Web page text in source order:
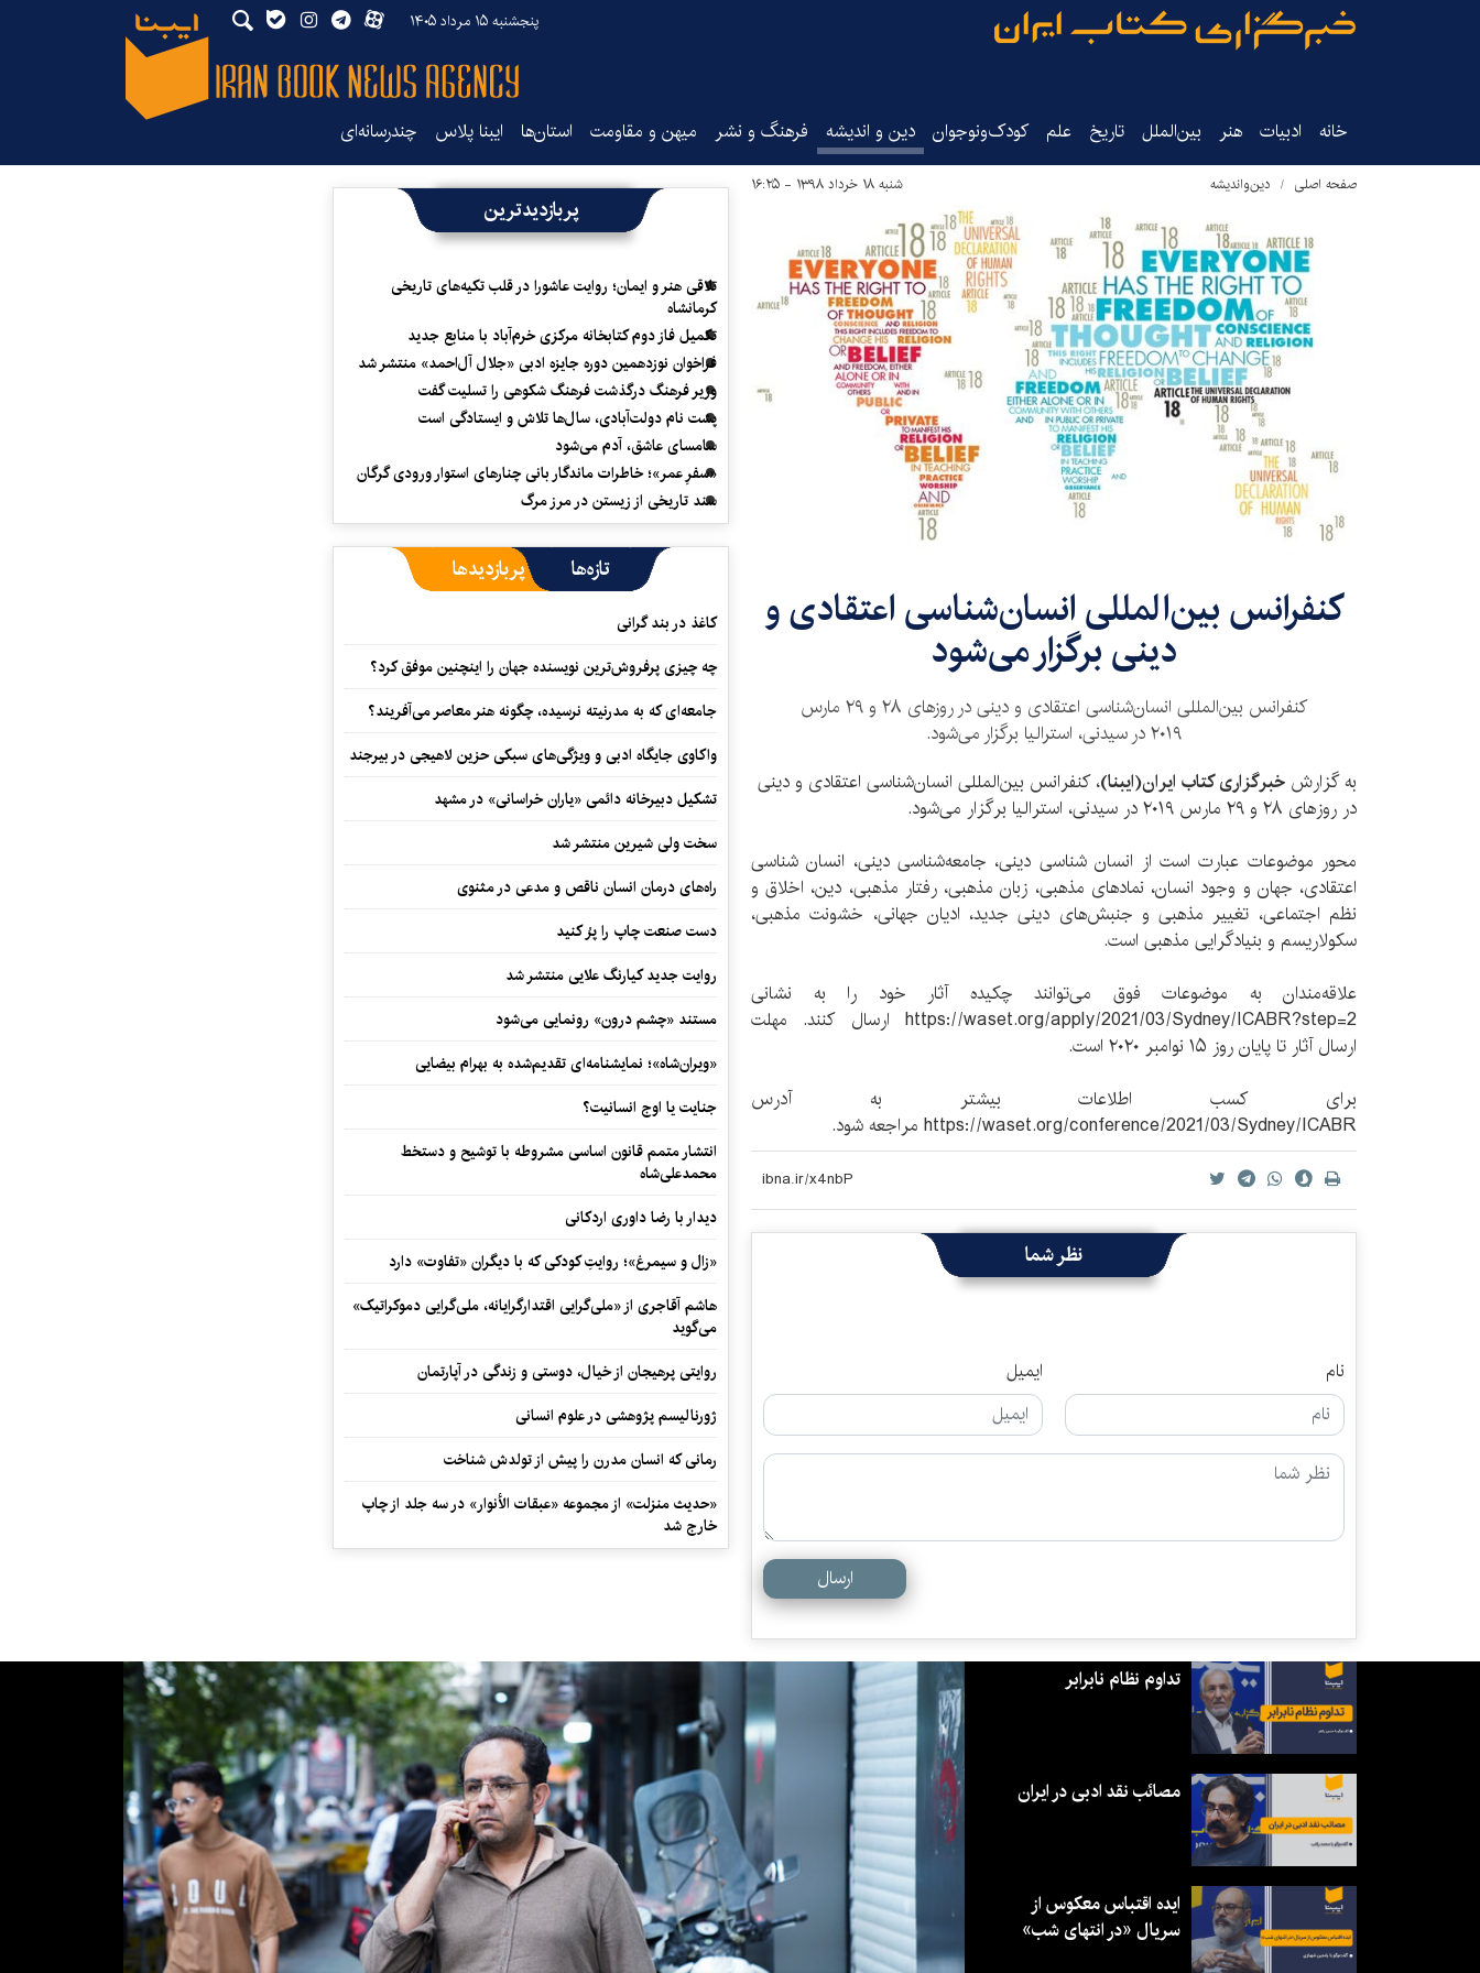
پنجشنبه ۱۵ مرداد ۱۴۰۵
خانه ادبیات هنر بین‌الملل تاریخ‌ علم کودک‌ونوجوان دین و اندیشه فرهنگ و نشر میهن و مقاومت استان‌ها ایبنا پلاس چندرسانه‌ای
صفحه اصلی دین‌واندیشه شنبه ۱۸ خرداد ۱۳۹۸ - ۱۶:۲۵
کنفرانس بین‌المللی انسان‌شناسی اعتقادی و
دینی برگزار می‌شود
کنفرانس بین‌المللی انسان‌شناسی اعتقادی و دینی در روزهای ۲۸ و ۲۹ مارس
۲۰۱۹ در سیدنی، استرالیا برگزار می‌شود.
به گزارش خبرگزاری کتاب ایران(ایبنا)، کنفرانس بین‌المللی انسان‌شناسی اعتقادی و دینی
در روزهای ۲۸ و ۲۹ مارس ۲۰۱۹ در سیدنی، استرالیا برگزار می‌شود.
محور موضوعات عبارت است از انسان شناسی دینی، جامعه‌شناسی دینی، انسان شناسی
اعتقادی، جهان و وجود انسان، نمادهای مذهبی، زبان مذهبی، رفتار مذهبی، دین، اخلاق و
نظم اجتماعی، تغییر مذهبی و جنبش‌های دینی جدید، ادیان جهانی، خشونت مذهبی،
سکولاریسم و بنیادگرایی مذهبی است.
علاقه‌مندان به موضوعات فوق می‌توانند چکیده آثار خود را به نشانی
https://waset.org/apply/2021/03/Sydney/ICABR?step=2 ارسال کنند. مهلت
ارسال آثار تا پایان روز ۱۵ نوامبر ۲۰۲۰ است.
برای کسب اطلاعات بیشتر به آدرس
https://waset.org/conference/2021/03/Sydney/ICABR مراجعه شود.
نظر شما
نام ایمیل
ارسال
پربازدیدترین
تلاقی هنر و ایمان؛ روایت عاشورا در قلب تکیه‌های تاریخی
کرمانشاه
تکمیل فاز دوم کتابخانه مرکزی خرم‌آباد با منابع جدید
فراخوان نوزدهمین دوره جایزه ادبی «جلال آل‌احمد» منتشر شد
وزیر فرهنگ درگذشت فرهنگ شکوهی را تسلیت گفت
پشت نام دولت‌آبادی، سال‌ها تلاش و ایستادگی است
سامسای عاشق، آدم می‌شود
«سفرِ عمر»؛ خاطرات ماندگار بانی چنارهای استوار ورودی گرگان
سند تاریخی از زیستن در مرز مرگ
تازه‌ها پربازدیدها
کاغذ در بند گرانی
چه چیزی پرفروش‌ترین نویسنده جهان را اینچنین موفق کرد؟
جامعه‌ای که به مدرنیته نرسیده، چگونه هنر معاصر می‌آفریند؟
واکاوی جایگاه ادبی و ویژگی‌های سبکی حزین لاهیجی در بیرجند
تشکیل دبیرخانه دائمی «یاران خراسانی» در مشهد
سخت ولی شیرین منتشر شد
راه‌های درمان انسان ناقص و مدعی در مثنوی
دست صنعت چاپ را پرُ کنید
روایت جدید کیارنگ علایی منتشر شد
مستند «چشم درون» رونمایی می‌شود
«ویران‌شاه»؛ نمایشنامه‌ای تقدیم‌شده به بهرام بیضایی
جنایت یا اوج انسانیت؟
انتشار متمم قانون اساسی مشروطه با توشیح و دستخط
محمدعلی‌شاه
دیدار با رضا داوری اردکانی
«زال و سیمرغ»؛ روایتِ کودکی که با دیگران «تفاوت» دارد
هاشم آقاجری از «ملی‌گرایی اقتدارگرایانه، ملی‌گرایی دموکراتیک»
می‌گوید
روایتی پرهیجان از خیال، دوستی و زندگی در آپارتمان
ژورنالیسم پژوهشی در علوم انسانی
رمانی که انسان مدرن را پیش از تولدش شناخت
«حدیث منزلت» از مجموعه «عبقات الأنوار» در سه جلد از چاپ
خارج شد
تداوم نظام نابرابر
مصائب نقد ادبی در ایران
ایده اقتباس معکوس از
سریال «در انتهای شب»